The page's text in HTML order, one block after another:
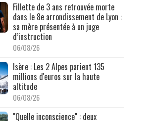
Fillette de 3 ans retrouvée morte
dans le 8e arrondissement de Lyon :
sa mère présentée à un juge
d’instruction
06/08/26
Isère : Les 2 Alpes parient 135
millions d'euros sur la haute
altitude
06/08/26
"Quelle inconscience" : deux